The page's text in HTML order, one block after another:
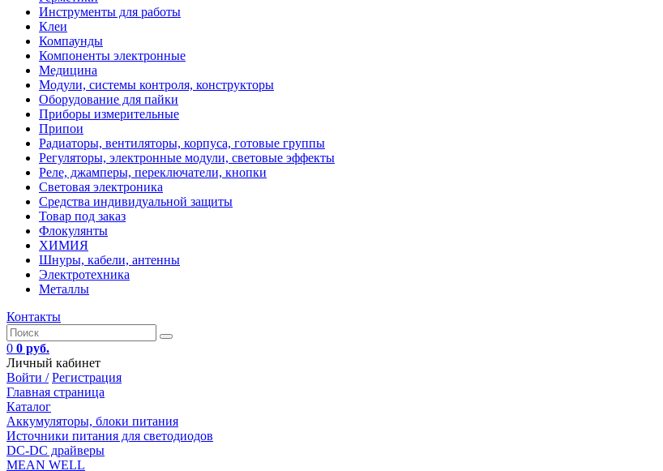
Инструменты для работы
Клеи
Компаунды
Компоненты электронные
Медицина
Модули, системы контроля, конструкторы
Оборудование для пайки
Приборы измерительные
Припои
Радиаторы, вентиляторы, корпуса, готовые группы
Регуляторы, электронные модули, световые эффекты
Реле, джамперы, переключатели, кнопки
Световая электроника
Средства индивидуальной защиты
Товар под заказ
Флокулянты
ХИМИЯ
Шнуры, кабели, антенны
Электротехника
Металлы
Контакты
0 0 руб.
Личный кабинет
Войти / Регистрация
Главная страница
Каталог
Аккумуляторы, блоки питания
Источники питания для светодиодов
DC-DC драйверы
MEAN WELL